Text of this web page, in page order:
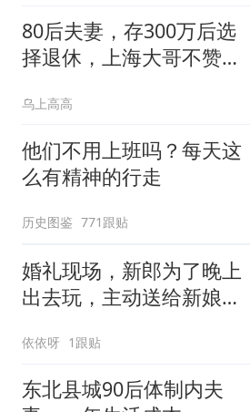
80后夫妻，存300万后选
择退休，上海大哥不赞同
乌上高高
他们不用上班吗？每天这
么有精神的行走
历史图鉴 771跟贴
婚礼现场，新郎为了晚上
出去玩，主动送给新娘包
依依呀 1跟贴
东北县城90后体制内夫